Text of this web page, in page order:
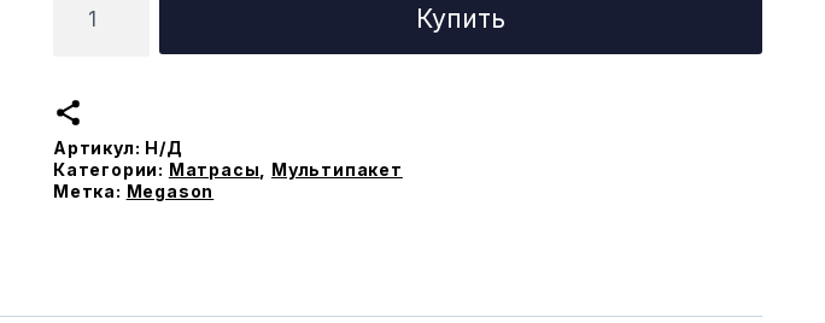
товара
Doris
Купить
Артикул: Н/Д
Категории: Матрасы
Мультипакет
Метка: Megason